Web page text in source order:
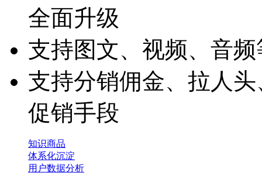
全面升级
支持图文、视频、音
支持分销佣金、拉人
促销手段
知识商品
体系化沉淀
用户数据分析